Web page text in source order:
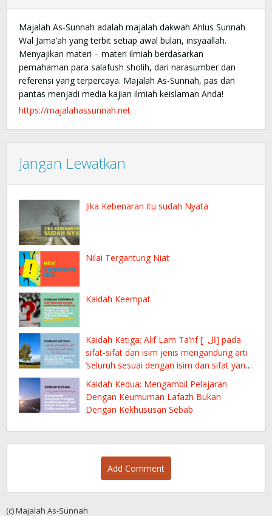
Majalah As-Sunnah adalah majalah dakwah Ahlus Sunnah
Wal Jama’ah yang terbit setiap awal bulan, insyaallah.
Menyajikan materi – materi ilmiah berdasarkan
pemahaman para salafush sholih, dari narasumber dan
referensi yang terpercaya. Majalah As-Sunnah, pas dan
pantas menjadi media kajian ilmiah keislaman Anda!
https://majalahassunnah.net
Jangan Lewatkan
Jika Kebenaran itu sudah Nyata
Nilai Tergantung Niat
Kaidah Keempat
Kaidah Ketiga: Alif Lam Ta’rif [ ال] pada
sifat-sifat dan isim jenis mengandung arti
‘seluruh sesuai dengan isim dan sifat yang
dimasukinnya
Kaidah Kedua: Mengambil Pelajaran
Dengan Keumuman Lafazh Bukan
Dengan Kekhususan Sebab
Add Comment
(c) Majalah As-Sunnah